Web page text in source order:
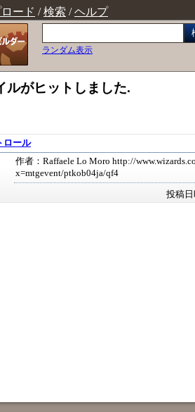
ード /検索 /ヘルプ
ランダム表示
ルがヒットしました.
ロール
作者：Raffaele Lo Moro http://
x=mtgevent/ptkob04ja/qf4
投稿